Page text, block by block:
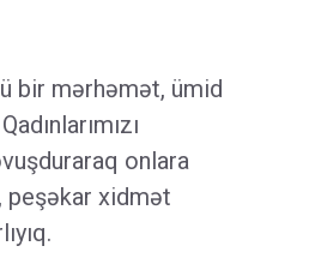
bir mərhəmət, ümid
onlara
peşəkar xidmət